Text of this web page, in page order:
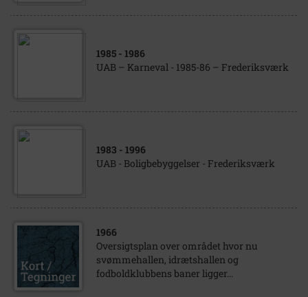
1985 - 1986
UAB – Karneval - 1985-86 – Frederiksværk
1983 - 1996
UAB - Boligbebyggelser - Frederiksværk
1966
Oversigtsplan over området hvor nu
svømmehallen, idrætshallen og
fodboldklubbens baner ligger...